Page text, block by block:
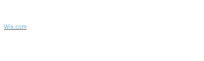
Wix.com